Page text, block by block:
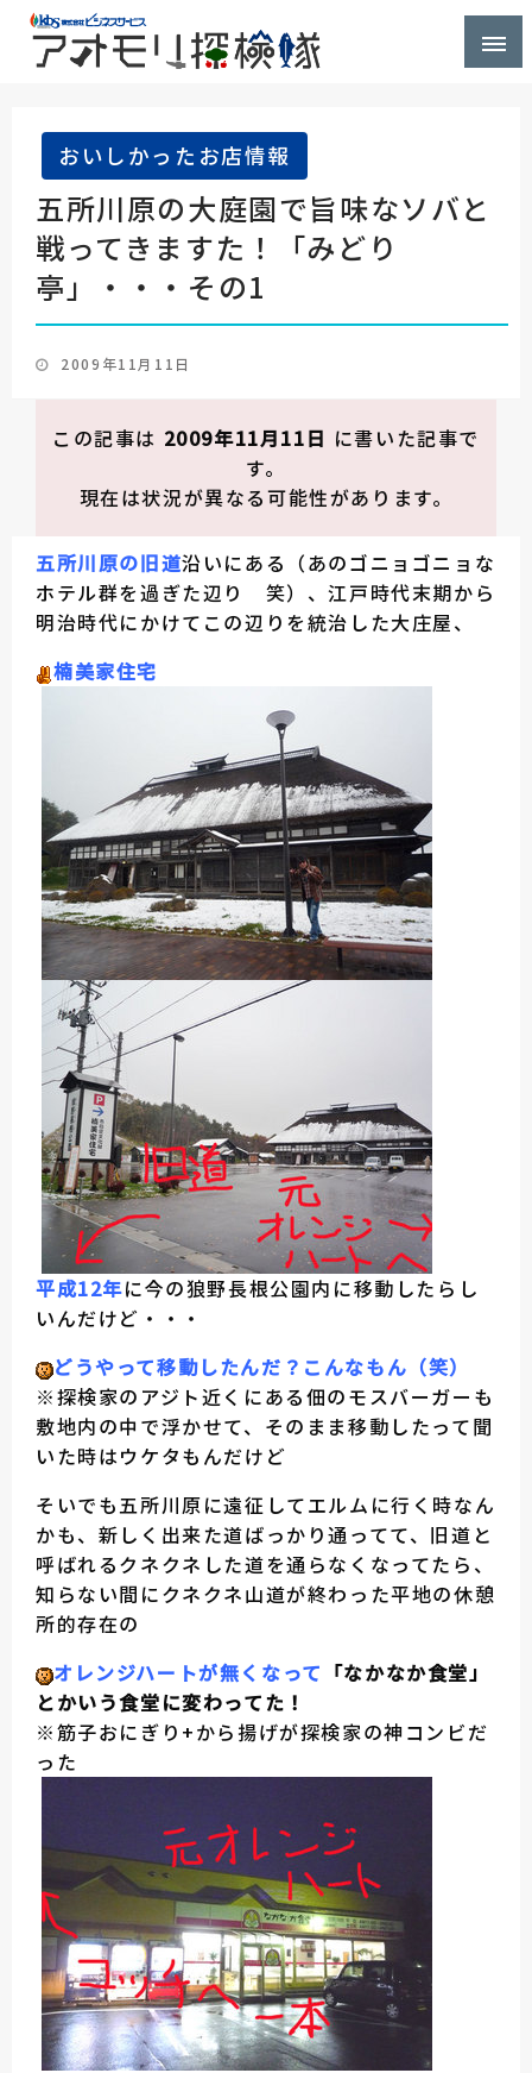
おいしかったお店情報
五所川原の大庭園で旨味なソバと
戦ってきますた！「みどり
亭」・・・その1
投
日:
2009年11月11日
この記事は 2009年11月11日 に書いた記事で
す。
現在は状況が異なる可能性があります。
五所川原の旧道沿いにある（あのゴニョゴニョな
ホテル群を過ぎた辺り 笑）、江戸時代末期から
明治時代にかけてこの辺りを統治した大庄屋、
楠美家住宅
平成12年に今の狼野長根公園内に移動したらし
いんだけど・・・
どうやって移動したんだ？こんなもん（笑）
※探検家のアジト近くにある佃のモスバーガーも
敷地内の中で浮かせて、そのまま移動したって聞
いた時はウケタもんだけど
そいでも五所川原に遠征してエルムに行く時なん
かも、新しく出来た道ばっかり通ってて、旧道と
呼ばれるクネクネした道を通らなくなってたら、
知らない間にクネクネ山道が終わった平地の休憩
所的存在の
オレンジハートが無くなって 「なかなか食堂」
とかいう食堂に変わってた！
※筋子おにぎり+から揚げが探検家の神コンビだ
った